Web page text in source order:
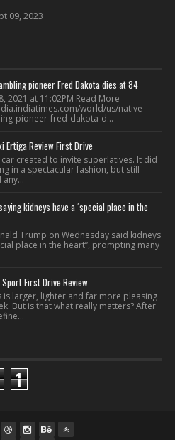
09, 2023
pioneer Fred Dakota dies at 84
2021 at 11:02PM Read More
world/us/native-
pioneer-fred-dakota-d...
Ertiga Review First Drive
car created to invite superlatives. It did
in a spectacular fashion, but still
kidneys have a ‘special place in the
Trump on Wednesday said kidneys
place in the heart”, prompting many
First Drive Review
is larger, lighter and far more pleasing
But is that what really matters? After
1